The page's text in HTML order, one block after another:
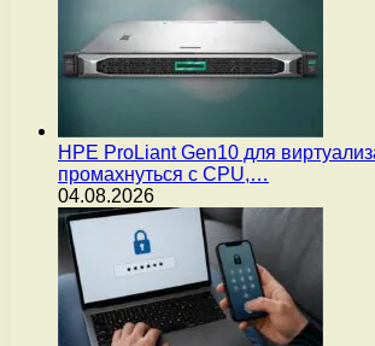
HPE ProLiant Gen10 для
промахнуться с CPU,…
04.08.2026